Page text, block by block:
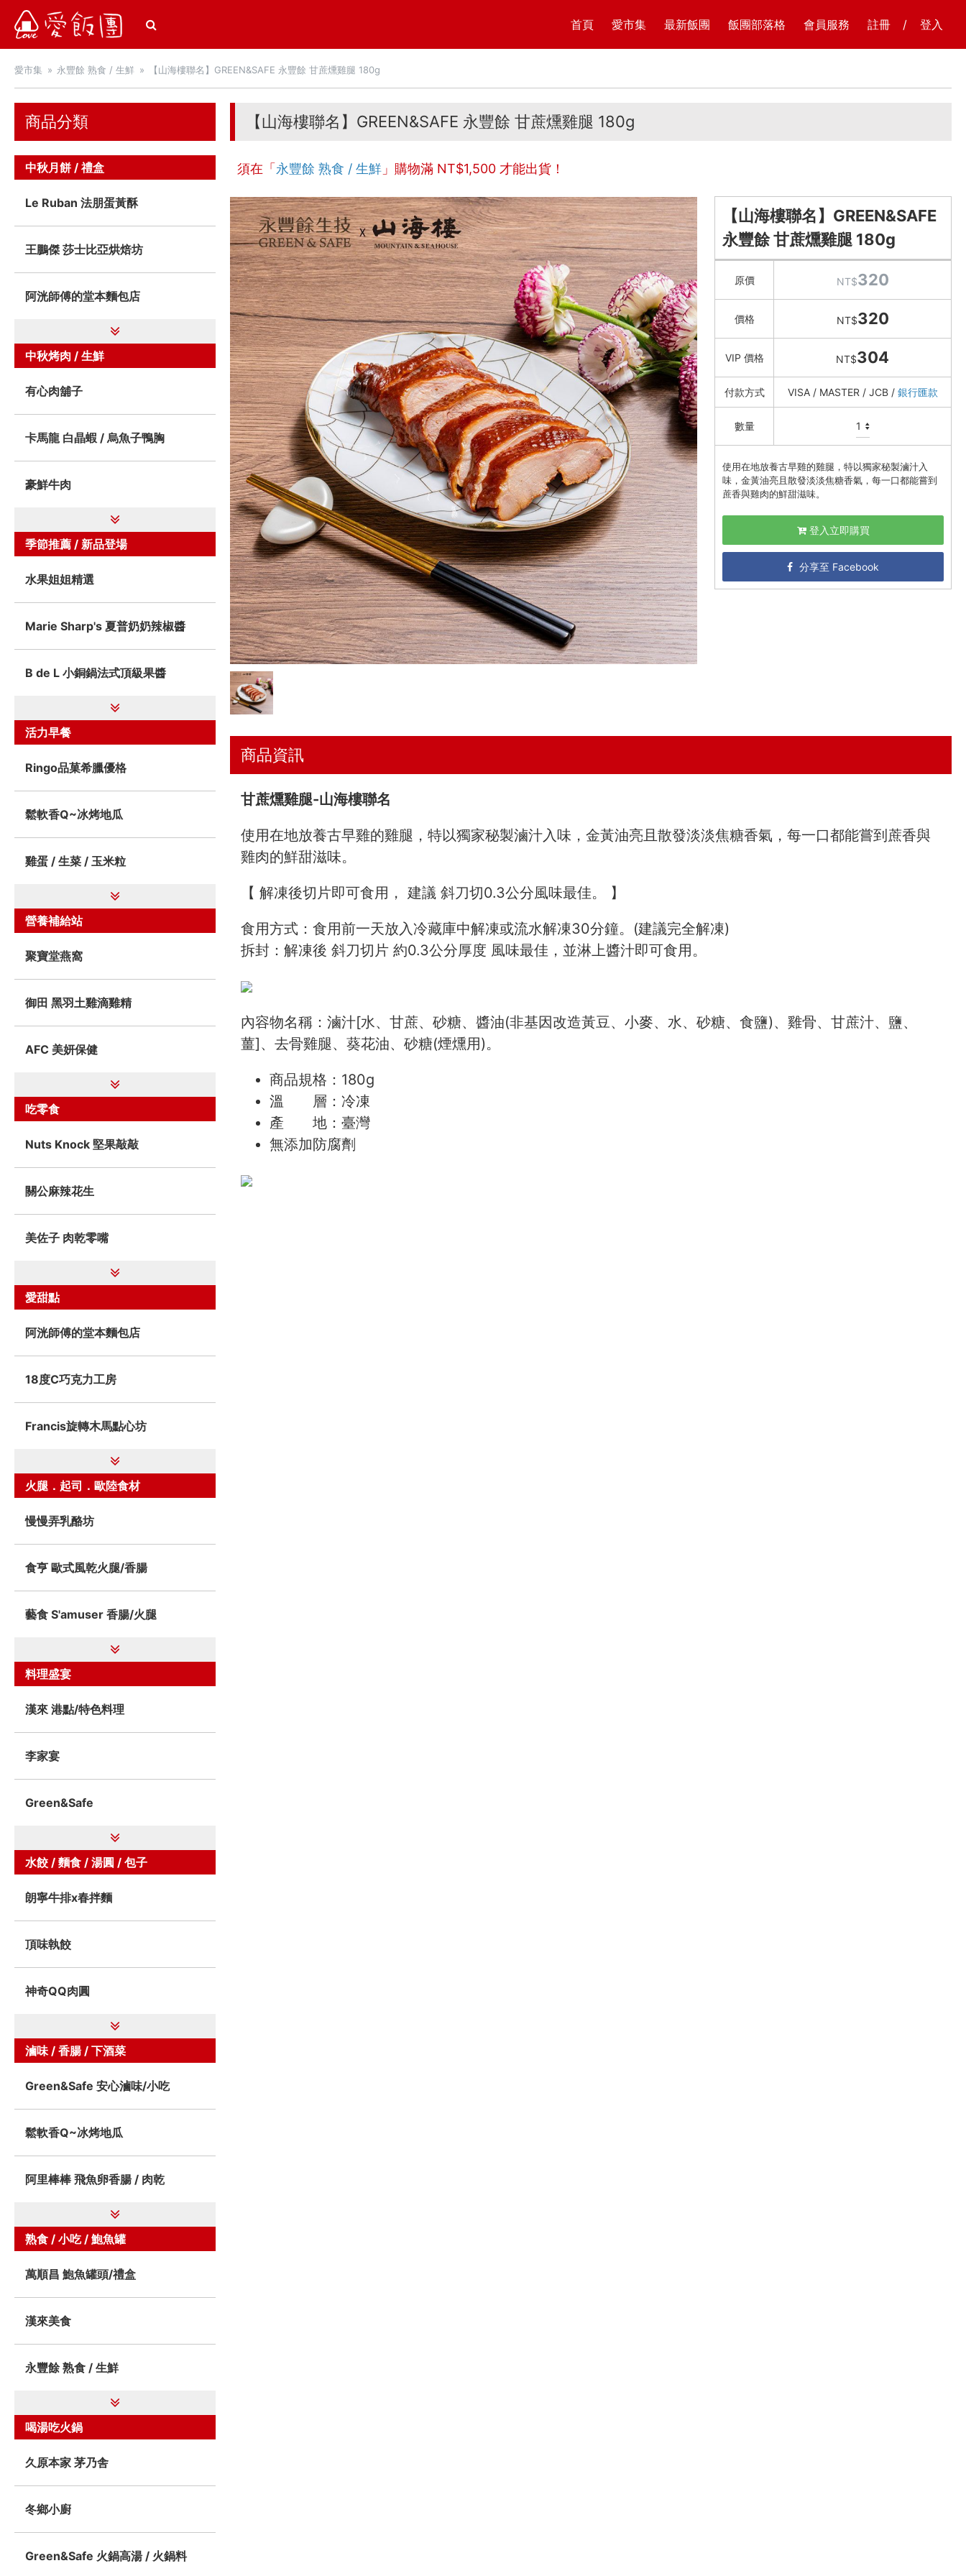
愛飯團 首頁 愛市集 最新飯團 飯團部落格 會員服務 註冊 / 登入
愛市集 永豐餘 熟食 / 生鮮 【山海樓聯名】GREEN&SAFE 永豐餘 甘蔗燻雞腿 180g
【山海樓聯名】GREEN&SAFE 永豐餘 甘蔗燻雞腿 180g
須在「永豐餘 熟食 / 生鮮 」購物滿 NT$1,500 才能出貨！
【山海樓聯名】GREEN&SAFE
永豐餘 甘蔗燻雞腿 180g
原價 NT$320
價格 NT$320
VIP 價格 NT$304
付款方式 VISA / MASTER / JCB / 銀行匯款
數量
使用在地放養古早雞的雞腿，特以獨家秘製滷汁入
味，金黃油亮且散發淡淡焦糖香氣，每一口都能嘗到
蔗香與雞肉的鮮甜滋味。
登入立即購買
分享至 Facebook
商品資訊
甘蔗燻雞腿-山海樓聯名
使用在地放養古早雞的雞腿，特以獨家秘製滷汁入味，金黃油亮且散發淡淡焦糖香氣，每一口都能嘗到蔗香與
雞肉的鮮甜滋味。
【 解凍後切片即可食用， 建議 斜刀切0.3公分風味最佳。 】
食用方式：食用前一天放入冷藏庫中解凍或流水解凍30分鐘。(建議完全解凍)
拆封：解凍後 斜刀切片 約0.3公分厚度 風味最佳，並淋上醬汁即可食用。
內容物名稱：滷汁[水、甘蔗、砂糖、醬油(非基因改造黃豆、小麥、水、砂糖、食鹽)、雞骨、甘蔗汁、鹽、
薑]、去骨雞腿、葵花油、砂糖(煙燻用)。
商品規格：180g
溫 層：冷凍
產 地：臺灣
無添加防腐劑
商品分類
中秋月餅 / 禮盒
Le Ruban 法朋蛋黃酥
王鵬傑 莎士比亞烘焙坊
阿洸師傅的堂本麵包店
中秋烤肉 / 生鮮
有心肉舖子
卡馬龍 白晶蝦 / 烏魚子鴨胸
豪鮮牛肉
季節推薦 / 新品登場
水果姐姐精選
Marie Sharp's 夏普奶奶辣椒醬
B de L 小銅鍋法式頂級果醬
活力早餐
Ringo品菓希臘優格
鬆軟香Q~冰烤地瓜
雞蛋 / 生菜 / 玉米粒
營養補給站
聚寶堂燕窩
御田 黑羽土雞滴雞精
AFC 美妍保健
吃零食
Nuts Knock 堅果敲敲
關公麻辣花生
美佐子 肉乾零嘴
愛甜點
阿洸師傅的堂本麵包店
18度C巧克力工房
Francis旋轉木馬點心坊
火腿．起司．歐陸食材
慢慢弄乳酪坊
食亨 歐式風乾火腿/香腸
藝食 S'amuser 香腸/火腿
料理盛宴
漢來 港點/特色料理
李家宴
Green&Safe
水餃 / 麵食 / 湯圓 / 包子
朗寧牛排x春拌麵
頂味執餃
神奇QQ肉圓
滷味 / 香腸 / 下酒菜
Green&Safe 安心滷味/小吃
鬆軟香Q~冰烤地瓜
阿里棒棒 飛魚卵香腸 / 肉乾
熟食 / 小吃 / 鮑魚罐
萬順昌 鮑魚罐頭/禮盒
漢來美食
永豐餘 熟食 / 生鮮
喝湯吃火鍋
久原本家 茅乃舎
冬鄉小廚
Green&Safe 火鍋高湯 / 火鍋料